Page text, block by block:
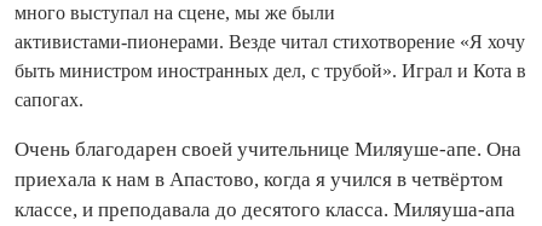
много выступал на сцене, мы же были
активистами‑пионерами. Везде читал стихотворение «Я хочу
быть министром иностранных дел, с трубой». Играл и Кота в
сапогах.
Очень благодарен своей учительнице Миляуше‑апе. Она
приехала к нам в Апастово, когда я учился в четвёртом
классе, и преподавала до десятого класса. Миляуша‑апа